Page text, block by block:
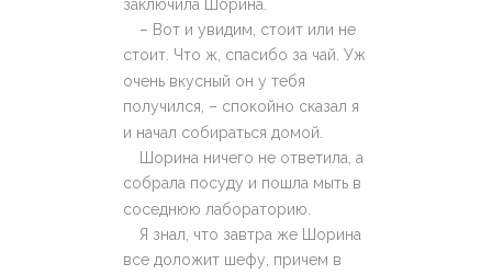
заключила Шорина.
– Вот и увидим, стоит или не
стоит. Что ж, спасибо за чай. Уж
очень вкусный он у тебя
получился, – спокойно сказал я
и начал собираться домой.
Шорина ничего не ответила, а
собрала посуду и пошла мыть в
соседнюю лабораторию.
Я знал, что завтра же Шорина
все доложит шефу, причем в